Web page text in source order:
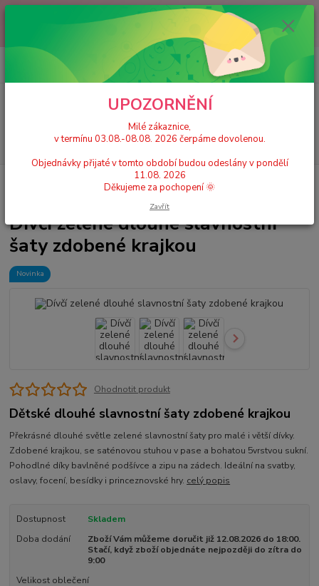
Milé zákaznice, v termínu 03.08.-08.08. 2026 čerpáme dovolenou.
Objednávky přijaté v tomto období budou odeslány v pondělí 11.08.
2026 Děkujeme za pochopení 🌞
CZK
Hledat
+420 777 224 390
(Po-Pá, 9-17 hod.)
0 Kč
Slavnostní/společenské šaty
slavnostní šaty zdobené krajkou
Dívčí zelené dlouhé slavnostní
šaty zdobené krajkou
Novinka
Ohodnotit produkt
Dětské dlouhé slavnostní šaty zdobené krajkou
Překrásné dlouhé světle zelené slavnostní šaty pro malé i větší dívky.
Zdobené krajkou, se saténovou stuhou v pase a bohatou 5vrstvou sukní.
Pohodlné díky bavlněné podšívce a zipu na zádech. Ideální na svatby,
oslavy, focení, besídky i princeznovské hry. celý popis
Dostupnost
Skladem
Doba dodání
Zboží Vám můžeme doručit již 12.08.2026 do 18:00.
Stačí, když zboží objednáte nejpozději do zítra do
9:00
Velikost oblečení
UPOZORNĚNÍ
Milé zákaznice,
v termínu 03.08.-08.08. 2026 čerpáme dovolenou.
Objednávky přijaté v tomto období budou odeslány v pondělí
11.08. 2026
Děkujeme za pochopení 🌞
Zavřít